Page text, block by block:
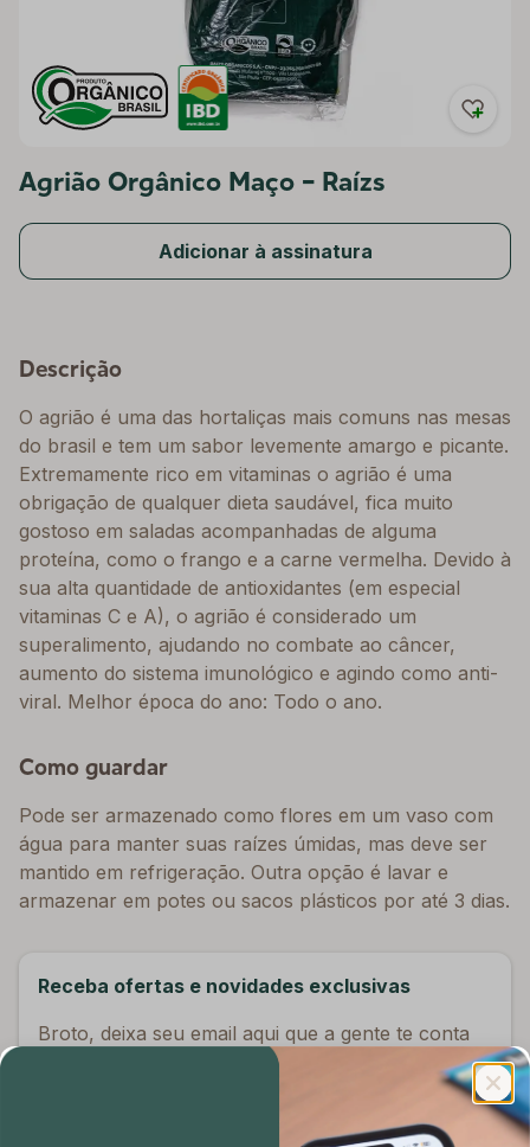
Agrião Orgânico Maço - Raízs
Adicionar à assinatura
Descrição
O agrião é uma das hortaliças mais comuns nas mesas
do brasil e tem um sabor levemente amargo e picante.
Extremamente rico em vitaminas o agrião é uma
obrigação de qualquer dieta saudável, fica muito
gostoso em saladas acompanhadas de alguma
proteína, como o frango e a carne vermelha. Devido à
sua alta quantidade de antioxidantes (em especial
vitaminas C e A), o agrião é considerado um
superalimento, ajudando no combate ao câncer,
aumento do sistema imunológico e agindo como anti-
viral. Melhor época do ano: Todo o ano.
Como guardar
Pode ser armazenado como flores em um vaso com
água para manter suas raízes úmidas, mas deve ser
mantido em refrigeração. Outra opção é lavar e
armazenar em potes ou sacos plásticos por até 3 dias.
Receba ofertas e novidades exclusivas
Broto, deixa seu email aqui que a gente te conta
tudo sobre alimentação saudável e te dá